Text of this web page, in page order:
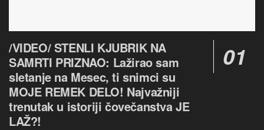
/VIDEO/ STENLI KJUBRIK NA
SAMRTI PRIZNAO: Lažirao sam
sletanje na Mesec, ti snimci su
MOJE REMEK DELO! Najvažniji
trenutak u istoriji čovečanstva JE
LAŽ?!